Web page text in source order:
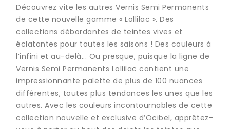
Découvrez vite les autres Vernis Semi Permanents
de cette nouvelle gamme « Lollilac ». Des
collections débordantes de teintes vives et
éclatantes pour toutes les saisons ! Des couleurs à
l’infini et au-delà... Ou presque, puisque la ligne de
Vernis Semi Permanents Lollilac contient une
impressionnante palette de plus de 100 nuances
différentes, toutes plus tendances les unes que les
autres. Avec les couleurs incontournables de cette
collection nouvelle et exclusive d’Ocibel, apprêtez-